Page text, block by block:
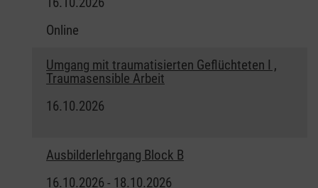
Online
Umgang mit traumatisierten Geflüchteten I ,
Traumasensible Arbeit
16.10.2026
Ausbilderlehrgang Block B
16.10.2026 - 18.10.2026